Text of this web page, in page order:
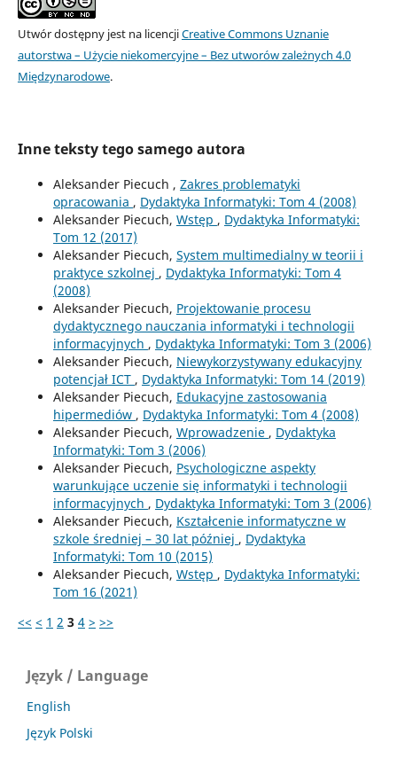
Utwór dostępny jest na licencjiCreative Commons Uznanie
autorstwa – Użycie niekomercyjne – Bez utworów zależnych 4.0
Międzynarodowe.
Inne teksty tego samego autora
Aleksander Piecuch , Zakres problematyki
opracowania , Dydaktyka Informatyki: Tom 4 (2008)
Aleksander Piecuch, Wstęp , Dydaktyka Informatyki:
Tom 12 (2017)
Aleksander Piecuch, System multimedialny w teorii i
praktyce szkolnej , Dydaktyka Informatyki: Tom 4
(2008)
Aleksander Piecuch, Projektowanie procesu
dydaktycznego nauczania informatyki i technologii
informacyjnych , Dydaktyka Informatyki: Tom 3 (2006)
Aleksander Piecuch, Niewykorzystywany edukacyjny
potencjał ICT , Dydaktyka Informatyki: Tom 14 (2019)
Aleksander Piecuch, Edukacyjne zastosowania
hipermediów , Dydaktyka Informatyki: Tom 4 (2008)
Aleksander Piecuch, Wprowadzenie , Dydaktyka
Informatyki: Tom 3 (2006)
Aleksander Piecuch, Psychologiczne aspekty
warunkujące uczenie się informatyki i technologii
informacyjnych , Dydaktyka Informatyki: Tom 3 (2006)
Aleksander Piecuch, Kształcenie informatyczne w
szkole średniej – 30 lat później , Dydaktyka
Informatyki: Tom 10 (2015)
Aleksander Piecuch, Wstęp , Dydaktyka Informatyki:
Tom 16 (2021)
<< < 1 2 3 4 > >>
Język / Language
English
Język Polski